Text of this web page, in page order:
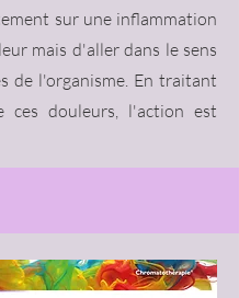
sur une inflammation
mais d'aller dans le sens
de l'organisme. En traitant
ces douleurs, l'action est